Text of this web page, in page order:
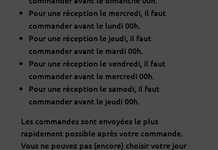
Pour une réception le mercredi, il faut
commander avant le lundi 00h.
Pour une réception le jeudi, il faut
commander avant le mardi 00h.
Pour une réception le vendredi, il faut
commander avant le mercredi 00h.
Pour une réception le samedi, il faut
commander avant le jeudi 00h.
Les commandes sont envoyées le plus
rapidement possible après votre commande.
Vous ne pouvez pas (encore) choisir votre jour